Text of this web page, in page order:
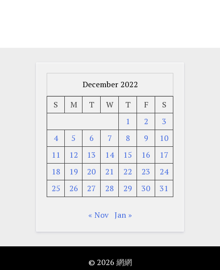
December 2022
S
M T W T F
S
1
2
3
4
5 6 7 8 9
10
11
12 13 14 15 16
17
18
19 20 21 22 23
24
25
26 27 28 29 30 31
« Nov Jan »
© 2026 網網